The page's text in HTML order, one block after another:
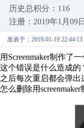
历史总积分：116
注册：2019年1月09日
发表于：2019-01-19 22:44:13
用Screenmaker制作了
这个错误是什么造成的
之后每次重启都会弹
怎么删除用